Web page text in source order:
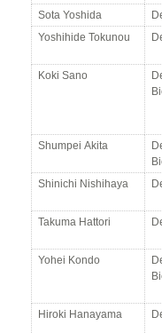
Sota Yoshida
Yoshihide Tokunou
Koki Sano
Shumpei Akita
Shinichi Nishihaya
Takuma Hattori
Yohei Kondo
Hiroki Hanayama